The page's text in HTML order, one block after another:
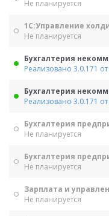
Не планируется
1С:Управление
Не планируется
Бухгалтерия
Реализовано 3.0.171
Бухгалтерия
Реализовано 3.0.171
Бухгалтерия
Не планируется
Бухгалтерия
Не планируется
Зарплата и
Не планируется